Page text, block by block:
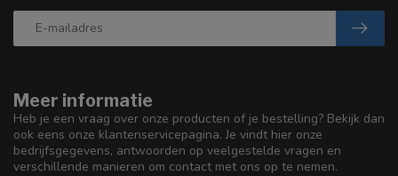
Meer informatie
Heb je een vraag over onze producten of je bestelling? Bekijk dan
ook eens onze klantenservicepagina. Je vindt hier onze
bedrijfsgegevens, antwoorden op veelgestelde vragen en
verschillende manieren om contact met ons op te nemen.